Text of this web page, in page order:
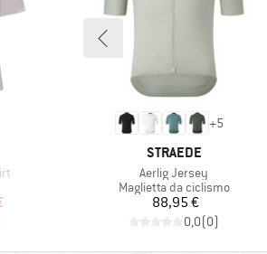
+5
MARCHIO
STRAEDE
Articolo
Aerlig Jersey
Gruppo di prodotti
Maglietta da ciclismo
Prezzo
88,95 €
0,0(0)